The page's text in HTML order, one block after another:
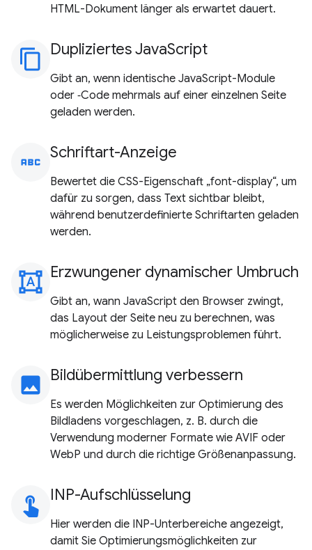
HTML-Dokument länger als erwartet dauert.
content_copy Dupliziertes JavaScript
Gibt an, wenn identische JavaScript-Module
oder ‑Code mehrmals auf einer einzelnen Seite
geladen werden.
abc Schriftart-Anzeige
Bewertet die CSS-Eigenschaft „font-display“, um
dafür zu sorgen, dass Text sichtbar bleibt,
während benutzerdefinierte Schriftarten geladen
werden.
format_shapes Erzwungener dynamischer Umbruch
Gibt an, wann JavaScript den Browser zwingt,
das Layout der Seite neu zu berechnen, was
möglicherweise zu Leistungsproblemen führt.
image Bildübermittlung verbessern
Es werden Möglichkeiten zur Optimierung des
Bildladens vorgeschlagen, z. B. durch die
Verwendung moderner Formate wie AVIF oder
WebP und durch die richtige Größenanpassung.
touch_app INP-Aufschlüsselung
Hier werden die INP-Unterbereiche angezeigt,
damit Sie Optimierungsmöglichkeiten zur